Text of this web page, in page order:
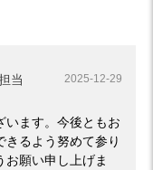
当 2025-12-29
います。今後ともお
るよう努めて参り
お願い申し上げま